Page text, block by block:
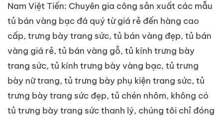
Nam Việt Tiến: Chuyên gia công sản xuất các mẫu
tủ bán vàng bạc đá quý từ giá rẻ đến hàng cao
cấp, trưng bày trang sức, tủ bán vàng đẹp, tủ bán
vàng giá rẻ, tủ bán vàng gỗ, tủ kính trưng bày
trang sức, tủ kính trưng bày vàng bạc, tủ trưng
bày nữ trang, tủ trưng bày phụ kiện trang sức, tủ
trưng bày trang sức đẹp, tủ chén nhôm, không có
tủ trưng bày trang sức thanh lý, chúng tôi chỉ đóng